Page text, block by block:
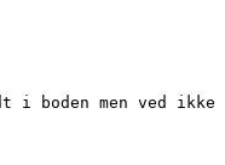
i boden men ved ikke